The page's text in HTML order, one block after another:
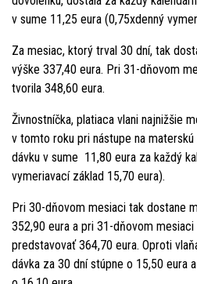
v sume 11,25 eura (0,75xdenný
Za mesiac, ktorý trval 30 dní, tak
výške 337,40 eura. Pri 31-dňovom
tvorila 348,60 eura.
Živnostníčka, platiaca vlani najnižšie
v tomto roku pri nástupe na
dávku v sume 11,80 eura za každý
vymeriavací základ 15,70 eura).
Pri 30-dňovom mesiaci tak dostane
352,90 eura a pri 31-dňovom
predstavovať 364,70 eura. Oproti
dávka za 30 dní stúpne o 15,50 eura